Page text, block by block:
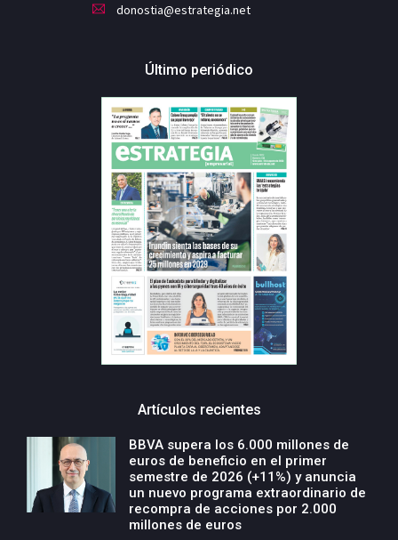
donostia@estrategia.net
Último periódico
Artículos recientes
BBVA supera los 6.000 millones de
euros de beneficio en el primer
semestre de 2026 (+11%) y anuncia
un nuevo programa extraordinario de
recompra de acciones por 2.000
millones de euros